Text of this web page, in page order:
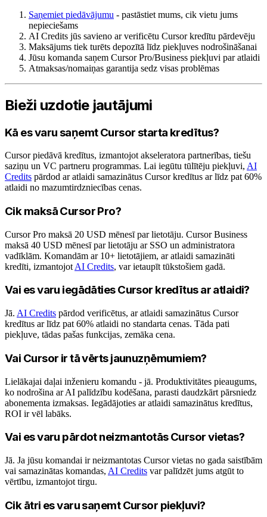
Saņemiet piedāvājumu - pastāstiet mums, cik vietu jums
nepieciešams
AI Credits jūs savieno ar verificētu Cursor kredītu pārdevēju
Maksājums tiek turēts depozītā līdz piekļuves nodrošināšanai
Jūsu komanda saņem Cursor Pro/Business piekļuvi par atlaidi
Atmaksas/nomaiņas garantija sedz visas problēmas
Bieži uzdotie jautājumi
Kā es varu saņemt Cursor starta kredītus?
Cursor piedāvā kredītus, izmantojot akseleratora partnerības, tiešu
saziņu un VC partneru programmas. Lai iegūtu tūlītēju piekļuvi, AI
Credits pārdod ar atlaidi samazinātus Cursor kredītus ar līdz pat 60%
atlaidi no mazumtirdzniecības cenas.
Cik maksā Cursor Pro?
Cursor Pro maksā 20 USD mēnesī par lietotāju. Cursor Business
maksā 40 USD mēnesī par lietotāju ar SSO un administratora
vadīklām. Komandām ar 10+ lietotājiem, ar atlaidi samazināti
kredīti, izmantojot AI Credits, var ietaupīt tūkstošiem gadā.
Vai es varu iegādāties Cursor kredītus ar atlaidi?
Jā. AI Credits pārdod verificētus, ar atlaidi samazinātus Cursor
kredītus ar līdz pat 60% atlaidi no standarta cenas. Tāda pati
piekļuve, tādas pašas funkcijas, zemāka cena.
Vai Cursor ir tā vērts jaunuzņēmumiem?
Lielākajai daļai inženieru komandu - jā. Produktivitātes pieaugums,
ko nodrošina ar AI palīdzību kodēšana, parasti daudzkārt pārsniedz
abonementa izmaksas. Iegādājoties ar atlaidi samazinātus kredītus,
ROI ir vēl labāks.
Vai es varu pārdot neizmantotās Cursor vietas?
Jā. Ja jūsu komandai ir neizmantotas Cursor vietas no gada saistībām
vai samazinātas komandas, AI Credits var palīdzēt jums atgūt to
vērtību, izmantojot tirgu.
Cik ātri es varu saņemt Cursor piekļuvi?